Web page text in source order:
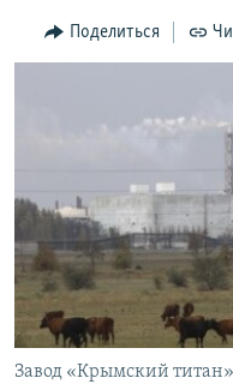
поискуИНФОГРАФИКА
СОВЕТЫ
ПОБЕДИТЕЛЕЙ НЕ СУДЯТ?
КРЫМ.НЕПОКОРЕННЫЙ
ELIFBE
УКРАИНСКАЯ ПРОБЛЕМА
КАК ОБОЙТИ
ПРИСОЕДИНЯЙТЕСЬ!
Все сайты RFE/RL
Поделиться
Завод «Крымский титан»